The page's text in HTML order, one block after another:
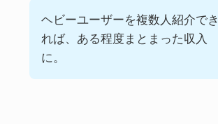
ヘビーユーザーを複数人紹介でき
れば、ある程度まとまった収入
に。